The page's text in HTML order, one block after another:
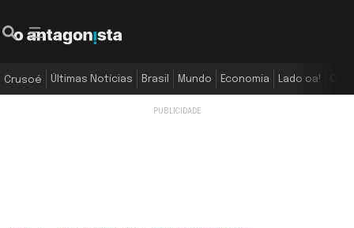
Crusoé Últimas Notícias Brasil Mundo Economia Lado oa!